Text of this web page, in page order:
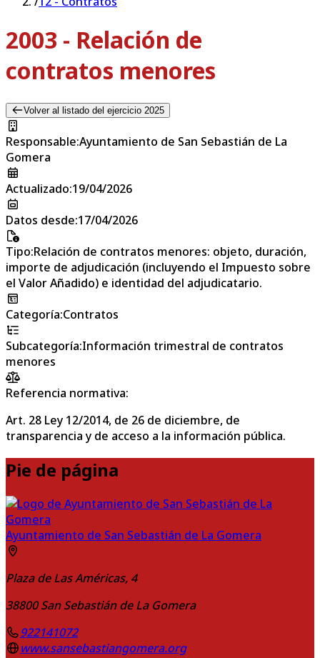
2003 - Relación de
contratos menores
Volver al listado del ejercicio 2025
Responsable:Ayuntamiento de San Sebastián de La
Gomera
Actualizado:19/04/2026
Datos desde:17/04/2026
Tipo:Relación de contratos menores: objeto, duración,
importe de adjudicación (incluyendo el Impuesto sobre
el Valor Añadido) e identidad del adjudicatario.
Categoría:Contratos
Subcategoría:Información trimestral de contratos
menores
Referencia normativa:
Art. 28 Ley 12/2014, de 26 de diciembre, de
transparencia y de acceso a la información pública.
Pie de página
Ayuntamiento de San Sebastián de La Gomera
Plaza de Las Américas, 4
38800 San Sebastián de La Gomera
922141072
www.sansebastiangomera.org